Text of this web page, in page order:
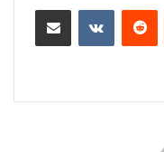
‫رددیت ‫VKontakteاشتراک گذاری از طریق ایمیل